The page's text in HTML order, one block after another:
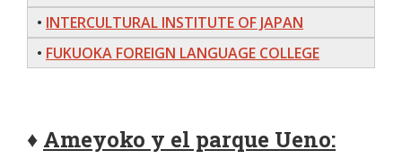
• INTERCULTURAL INSTITUTE OF JAPAN
• FUKUOKA FOREIGN LANGUAGE COLLEGE
♦ Ameyoko y el parque Ueno: